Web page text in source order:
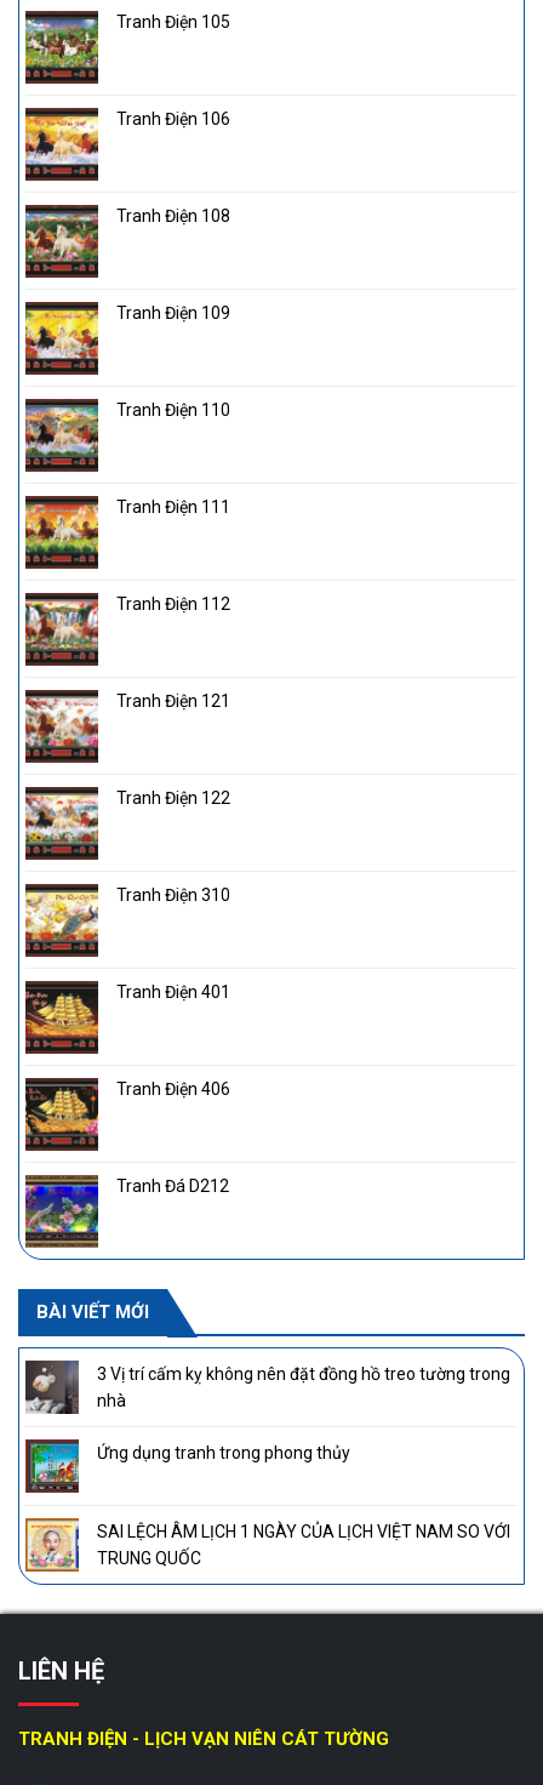
Tranh Điện 105
Tranh Điện 106
Tranh Điện 108
Tranh Điện 109
Tranh Điện 110
Tranh Điện 111
Tranh Điện 112
Tranh Điện 121
Tranh Điện 122
Tranh Điện 310
Tranh Điện 401
Tranh Điện 406
Tranh Đá D212
BÀI VIẾT MỚI
3 Vị trí cấm kỵ không nên đặt đồng hồ treo tường trong
nhà
Ứng dụng tranh trong phong thủy
SAI LỆCH ÂM LỊCH 1 NGÀY CỦA LỊCH VIỆT NAM SO VỚI
TRUNG QUỐC
LIÊN HỆ
TRANH ĐIỆN - LỊCH VẠN NIÊN CÁT TƯỜNG